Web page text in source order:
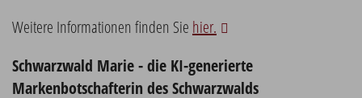
Weitere Informationen finden Sie hier.
Schwarzwald Marie - die KI-generierte
Markenbotschafterin des Schwarzwalds